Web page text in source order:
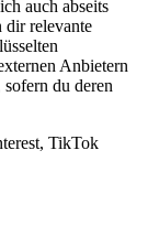
auch abseits
dir relevante
Anbietern
du deren
TikTok